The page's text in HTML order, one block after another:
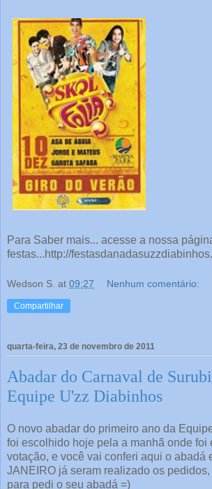
Para Saber mais... acesse a nossa
festas...http://
Wedson S. at 09:27 Nenhum comentário:
Compartilhar
quarta-feira, 23 de novembro de 2011
Abadar do Carnaval de
Equipe U'zz Diabinhos
O novo abadar do primeiro ano da
foi escolhido hoje pela a manhã onde foi
votação, e você vai conferi aqui o abadá
JANEIRO já seram realizado os
para pedi o seu abadá =)